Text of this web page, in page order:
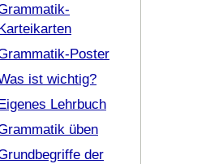
Poster
ist wichtig?
Lehrbuch
üben
der